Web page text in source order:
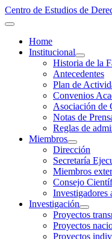
Centro de Estudios de
Home
Institucional
Historia de la
Antecedentes
Plan de
Convenios
Asociación de
Notas de
Reglas de
Miembros
Dirección
Secretaría
Miembros
Consejo
Investigadores
Investigación
Proyectos
Proyectos
Proyectos